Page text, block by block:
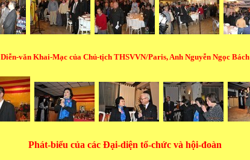
Diễn-văn Khai-Mạc của Chủ-tịch THSVVN/Paris, Anh Nguyễn Ngọc Bách
Phát-biểu của các Đại-diện tổ-chức và hội-đoàn